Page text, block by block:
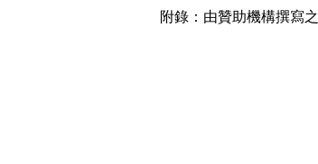
附錄：由贊助機構撰寫之